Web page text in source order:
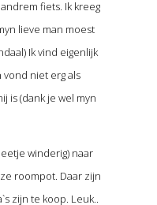
fiets. Ik kreeg
lieve man moest
Ik vind eigenlijk
niet erg als
is (dank je wel myn
winderig) naar
roompot. Daar zijn
zijn te koop. Leuk..